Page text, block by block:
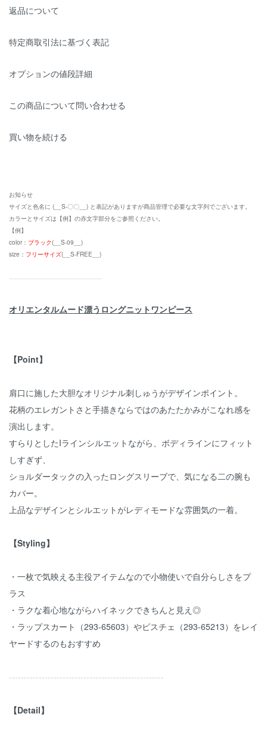
返品について
特定商取引法に基づく表記
オプションの値段詳細
この商品について問い合わせる
買い物を続ける
お知らせ
サイズと色名に (__S-〇〇__) と表記がありますが商品管理で必要な文字列でございます。
カラーとサイズは【例】の赤文字部分をご参照ください。
【例】
color： ブラック(__S-09__)
size： フリーサイズ(__S-FREE__)
----------------------------------------------------
オリエンタルムード漂うロングニットワンピース
【Point】
肩口に施した大胆なオリジナル刺しゅうがデザインポイント。
花柄のエレガントさと手描きならではのあたたかみがこなれ感を
演出します。
すらりとしたIラインシルエットながら、ボディラインにフィット
しすぎず、
ショルダータックの入ったロングスリーブで、気になる二の腕も
カバー。
上品なデザインとシルエットがレディモードな雰囲気の一着。
【Styling】
・一枚で気映える主役アイテムなので小物使いで自分らしさをプ
ラス
・ラクな着心地ながらハイネックできちんと見え◎
・ラップスカート（293-65603）やビスチェ（293-65213）をレイ
ヤードするのもおすすめ
----------------------------------------------------
【Detail】